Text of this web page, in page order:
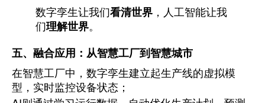
数字孪生让我们看清世界 ，人工智能让我
们理解世界。
五、融合应用：从智慧工厂到智慧城市
在智慧工厂中，数字孪生建立起生产线的虚拟模
型，实时监控设备状态；